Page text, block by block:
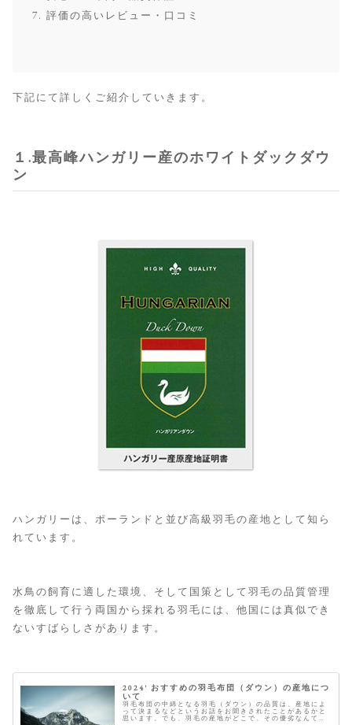
評価の高いレビュー・口コミ
下記にて詳しくご紹介していきます。
１.最高峰ハンガリー産のホワイトダックダウ
ン
ハンガリーは、ポーランドと並び高級羽毛の産地として知ら
れています。
水鳥の飼育に適した環境、そして国策として羽毛の品質管理
を徹底して行う両国から採れる羽毛には、他国には真似でき
ないすばらしさがあります。
2024' おすすめの羽毛布団（ダウン）の産地につ
いて
羽毛布団の中綿となる羽毛（ダウン）の品質は、産地によ
って決まるなどというお話をお聞きされたことがあるかと
思います。でも、羽毛の産地がどこで、その優劣なんて国